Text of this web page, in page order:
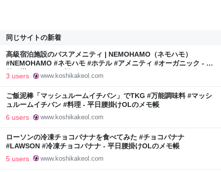
同じサイトの新着
高級宿泊施設のバスアメニティ | NEMOHAMO（ネモハモ）
#NEMOHAMO #ネモハモ #ホテル #アメニティ #オーガニック - 平
日腰掛けOLのメモ帳
3 users www.koshikakeol.com
ご飯泥棒「マッシュルームイチバン」でTKG #万能調味料 #マッシ
ュルームイチバン #料理 - 平日腰掛けOLのメモ帳
6 users www.koshikakeol.com
ローソンの冷凍チョコバナナを食べてみた #チョコバナナ
#LAWSON #冷凍チョコバナナ - 平日腰掛けOLのメモ帳
5 users www.koshikakeol.com